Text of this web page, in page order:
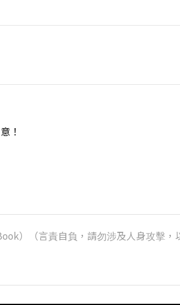
！
）（言責自負，請勿涉及人身攻擊，